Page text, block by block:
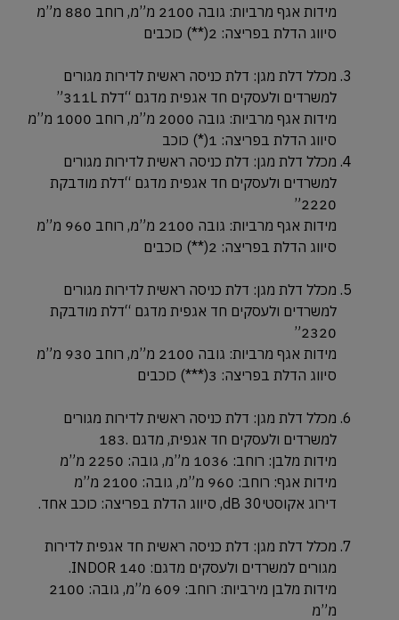
מידות אגף מרביות: גובה 2100 מ”מ, רוחב 880 מ”מ
סיווג הדלת בפריצה: 2(**) כוכבים
מכלל דלת מגן: דלת כניסה ראשית לדירות מגורים
למשרדים ולעסקים חד אגפית מדגם “דלת 311L”
מידות אגף מרביות: גובה 2000 מ”מ, רוחב 1000 מ”מ
סיווג הדלת בפריצה: 1(*) כוכב
מכלל דלת מגן: דלת כניסה ראשית לדירות מגורים
למשרדים ולעסקים חד אגפית מדגם “דלת מודבקת
2220”
מידות אגף מרביות: גובה 2100 מ”מ, רוחב 960 מ”מ
סיווג הדלת בפריצה: 2(**) כוכבים
מכלל דלת מגן: דלת כניסה ראשית לדירות מגורים
למשרדים ולעסקים חד אגפית מדגם “דלת מודבקת
2320”
מידות אגף מרביות: גובה 2100 מ”מ, רוחב 930 מ”מ
סיווג הדלת בפריצה: 3(***) כוכבים
מכלל דלת מגן: דלת כניסה ראשית לדירות מגורים
למשרדים ולעסקים חד אגפית, מדגם .183
מידות מלבן: רוחב: 1036 מ”מ, גובה: 2250 מ”מ
מידות אגף: רוחב: 960 מ”מ, גובה: 2100 מ”מ
דירוג אקוסטיdB 30, סיווג הדלת בפריצה: כוכב אחד.
מכלל דלת מגן: דלת כניסה ראשית חד אגפית לדירות
מגורים למשרדים ולעסקים מדגם: 140 INDOR.
מידות מלבן מירביות: רוחב: 609 מ”מ, גובה: 2100
מ”מ